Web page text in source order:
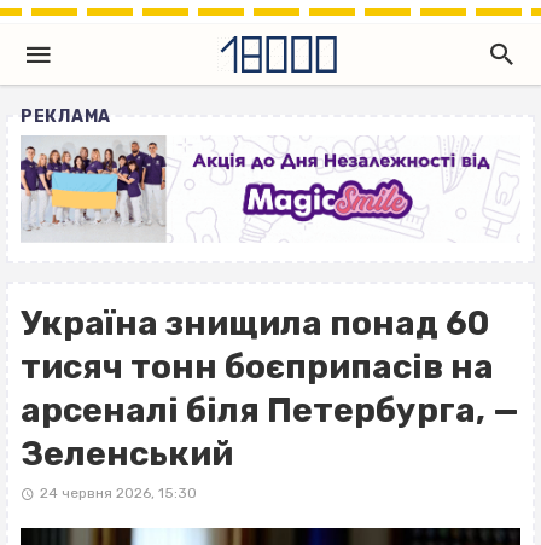
РЕКЛАМА
Україна знищила понад 60
тисяч тонн боєприпасів на
арсеналі біля Петербурга, —
Зеленський
24 червня 2026, 15:30